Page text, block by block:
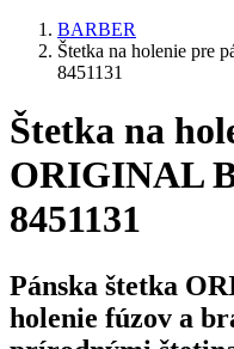
BARBER
Štetka na holenie pre
8451131
Štetka na
ORIGINAL
8451131
Pánska štetka
holenie fúzov a